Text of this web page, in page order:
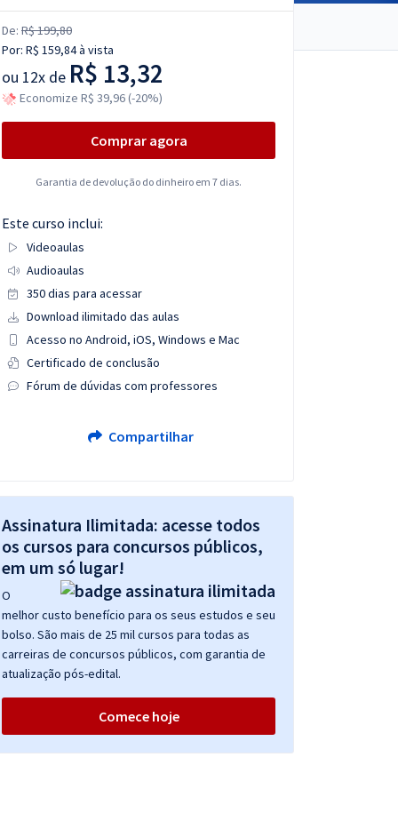
De: R$ 199,80
Por: R$ 159,84à vista
ou 12x de R$ 13,32
Economize R$ 39,96 (-20%)
Comprar agora
Garantia de devolução do dinheiro em 7 dias.
Este curso inclui:
Videoaulas
Audioaulas
350 dias para acessar
Download ilimitado das aulas
Acesso no Android, iOS, Windows e Mac
Certificado de conclusão
Fórum de dúvidas com professores
Compartilhar
Assinatura Ilimitada: acesse todos
os cursos para concursos públicos,
em um só lugar!
O
melhor custo benefício para os seus estudos e seu
bolso. São mais de 25 mil cursos para todas as
carreiras de concursos públicos, com garantia de
atualização pós-edital.
Comece hoje